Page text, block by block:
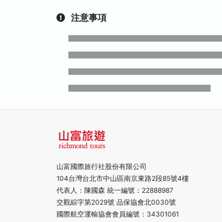
注意事項
山富國際旅行社股份有限公司
104台灣台北市中山區南京東路2段85號4樓
代表人：陳國森 統一編號：22888987
交觀綜字第2029號 品保協會北0030號
國際航空運輸協會會員編號：34301061